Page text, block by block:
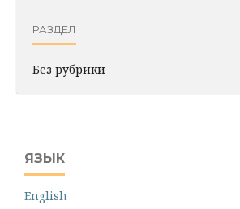
РАЗДЕЛ
Без рубрики
ЯЗЫК
English